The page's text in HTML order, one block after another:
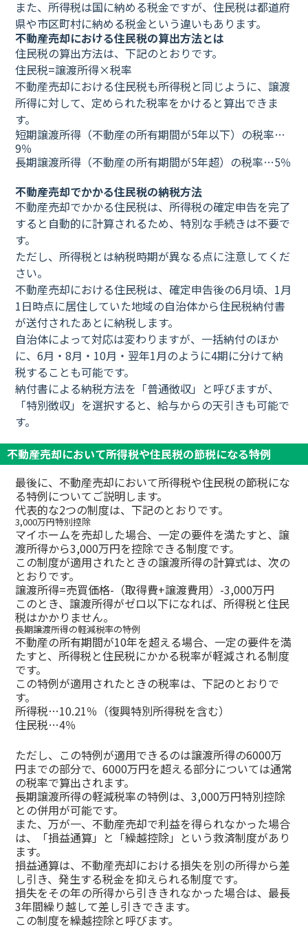
また、所得税は国に納める税金ですが、住民税は都道府
県や市区町村に納める税金という違いもあります。
不動産売却における住民税の算出方法とは
住民税の算出方法は、下記のとおりです。
住民税=譲渡所得×税率
不動産売却における住民税も所得税と同じように、譲渡
所得に対して、定められた税率をかけると算出できま
す。
短期譲渡所得（不動産の所有期間が5年以下）の税率…
9％
長期譲渡所得（不動産の所有期間が5年超）の税率…5％
不動産売却でかかる住民税の納税方法
不動産売却でかかる住民税は、所得税の確定申告を完了
すると自動的に計算されるため、特別な手続きは不要で
す。
ただし、所得税とは納税時期が異なる点に注意してくだ
さい。
不動産売却における住民税は、確定申告後の6月頃、1月
1日時点に居住していた地域の自治体から住民税納付書
が送付されたあとに納税します。
自治体によって対応は変わりますが、一括納付のほか
に、6月・8月・10月・翌年1月のように4期に分けて納
税することも可能です。
納付書による納税方法を「普通徴収」と呼びますが、
「特別徴収」を選択すると、給与からの天引きも可能で
す。
不動産売却において所得税や住民税の節税になる特例
最後に、不動産売却において所得税や住民税の節税にな
る特例についてご説明します。
代表的な2つの制度は、下記のとおりです。
3,000万円特別控除
マイホームを売却した場合、一定の要件を満たすと、譲
渡所得から3,000万円を控除できる制度です。
この制度が適用されたときの譲渡所得の計算式は、次の
とおりです。
譲渡所得=売買価格-（取得費+譲渡費用）-3,000万円
このとき、譲渡所得がゼロ以下になれば、所得税と住民
税はかかりません。
長期譲渡所得の軽減税率の特例
不動産の所有期間が10年を超える場合、一定の要件を満
たすと、所得税と住民税にかかる税率が軽減される制度
です。
この特例が適用されたときの税率は、下記のとおりで
す。
所得税…10.21％（復興特別所得税を含む）
住民税…4％
ただし、この特例が適用できるのは譲渡所得の6000万
円までの部分で、6000万円を超える部分については通常
の税率で算出されます。
長期譲渡所得の軽減税率の特例は、3,000万円特別控除
との併用が可能です。
また、万が一、不動産売却で利益を得られなかった場合
は、「損益通算」と「繰越控除」という救済制度があり
ます。
損益通算は、不動産売却における損失を別の所得から差
し引き、発生する税金を抑えられる制度です。
損失をその年の所得から引ききれなかった場合は、最長
3年間繰り越して差し引きできます。
この制度を繰越控除と呼びます。